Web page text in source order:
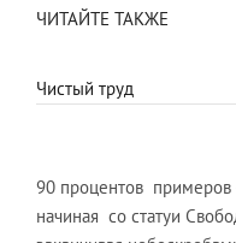
ЧИТАЙТЕ ТАКЖЕ
Чистый труд
90 процентов примеров
начиная со статуи